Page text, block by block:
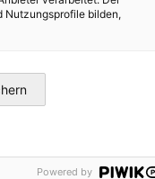
Trade & Invest
Nutzungsprofile bilden,
Powered by